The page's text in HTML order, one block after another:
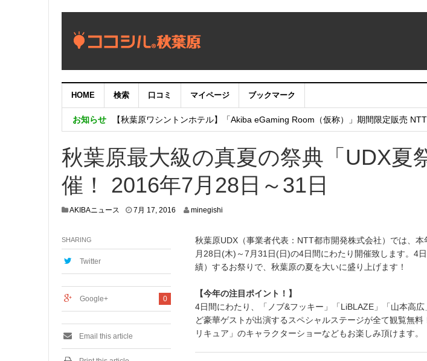
HOME 検索 口コミ マイページ ブックマーク
お知らせ
【重要：9月5日（火）22時】ココシル：アカウントサービス移行のお知らせ
【秋葉原ワシントンホテル】「Akiba eGaming Room（仮称）」期間限定販売
秋葉原最⼤級の真夏の祭典「UDX夏
催！ 2016年7月28日～31日
AKIBAニュース 7月 17, 2016 minegishi
秋葉原UDX（事業者代表：NTT都市開発株式会社）では、
月28日(木)～7月31日(日)の4日間にわたり開催致します。4
績）するお祭りで、秋葉原の夏を大いに盛り上げます！
【今年の注目ポイント！】
4日間にわたり、「ノブ&フッキー」「LiBLAZE」「山本高
ど豪華ゲストが出演するスペシャルステージが全て観覧無
リキュア」のキャラクターショーなどもお楽しみ頂けます。
SHARING
Twitter
0
Google+
Email this article